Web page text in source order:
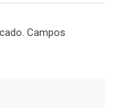
Campos